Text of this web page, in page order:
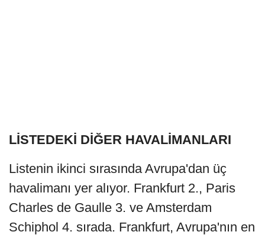
LİSTEDEKİ DİĞER HAVALİMANLARI
Listenin ikinci sırasında Avrupa'dan üç
havalimanı yer alıyor. Frankfurt 2., Paris
Charles de Gaulle 3. ve Amsterdam
Schiphol 4. sırada. Frankfurt, Avrupa'nın en